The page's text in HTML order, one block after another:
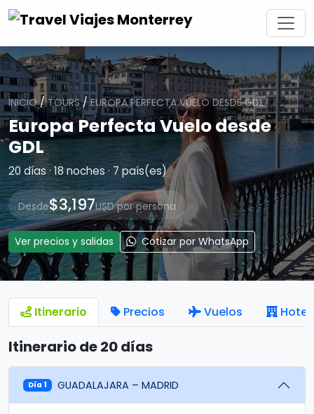
INICIO/TOURS/EUROPA PERFECTA VUELO DESDE GDL
Europa Perfecta Vuelo desde
GDL
20 días · 18 noches · 7 país(es)
Desde$3,197USD por persona
Ver precios y salidas Cotizar por WhatsApp
Itinerario Precios Vuelos
Itinerario de 20 días
Día 1 GUADALAJARA – MADRID